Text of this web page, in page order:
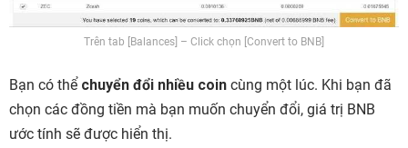
Trên tab [Balances] – Click chọn [Convert to BNB]
Bạn có thể chuyển đổi nhiều coin cùng một lúc. Khi bạn đã
chọn các đồng tiền mà bạn muốn chuyển đổi, giá trị BNB
ước tính sẽ được hiển thị.